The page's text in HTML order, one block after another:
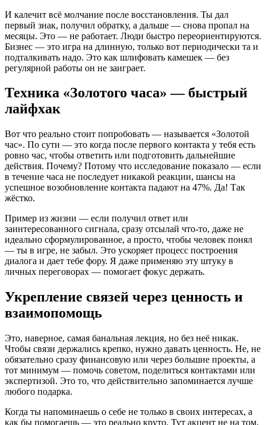
И калечит всё молчание после восстановления. Ты дал
первый знак, получил обратку, а дальше — снова пропал на
месяцы. Это — не работает. Люди быстро переориентируются.
Бизнес — это игра на длинную, только вот периодически та и
подталкивать надо. Это как шлифовать камешек — без
регулярной работы он не заиграет.
Техника «Золотого часа» — быстрый
лайфхак
Вот что реально стоит попробовать — называется «Золотой
час». По сути — это когда после первого контакта у тебя есть
ровно час, чтобы ответить или подготовить дальнейшие
действия. Почему? Потому что исследование показало — если
в течение часа не последует никакой реакции, шансы на
успешное возобновление контакта падают на 47%. Да! Так
жёстко.
Пример из жизни — если получил ответ или
заинтересованного сигнала, сразу отсылай что-то, даже не
идеально сформулированное, а просто, чтобы человек понял
— ты в игре, не забыл. Это ускоряет процесс построения
диалога и дает тебе фору. Я даже применяю эту штуку в
личных переговорах — помогает фокус держать.
Укрепление связей через ценность и
взаимопомощь
Это, наверное, самая банальная лекция, но без неё никак.
Чтобы связи держались крепко, нужно давать ценность. Не, не
обязательно сразу финансовую или через большие проекты, а
тот минимум — помочь советом, поделиться контактами или
экспертизой. Это то, что действительно запоминается лучше
любого подарка.
Когда ты напоминаешь о себе не только в своих интересах, а
как бы помогаешь — это реально круто. Тут акцент не на том,